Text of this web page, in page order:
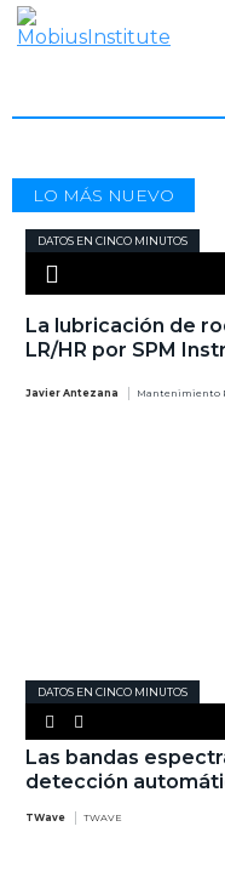
LO MÁS NUEVO
DATOS EN CINCO MINUTOS
La lubricación de
LR/HR por SPM
Javier Antezana Mantenimiento
DATOS EN CINCO MINUTOS
Las bandas
detección
TWave TWAVE